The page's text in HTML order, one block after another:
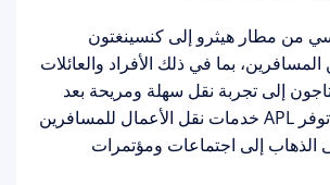
من مطار هيثرو إلى كنسينغتون
بما في ذلك الأفراد والعائلات
إلى تجربة نقل سهلة ومريحة بعد
رحلة طويلة. كما توفر APL خدمات نقل الأعمال للمسافرين
الذهاب إلى اجتماعات ومؤتمرات